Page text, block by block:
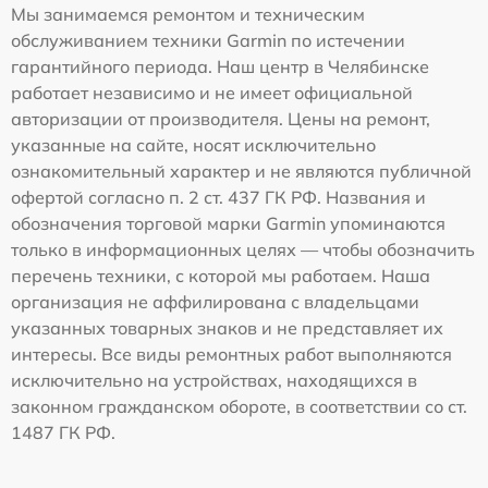
Мы занимаемся ремонтом и техническим
обслуживанием техники Garmin по истечении
гарантийного периода. Наш центр в Челябинске
работает независимо и не имеет официальной
авторизации от производителя. Цены на ремонт,
указанные на сайте, носят исключительно
ознакомительный характер и не являются публичной
офертой согласно п. 2 ст. 437 ГК РФ. Названия и
обозначения торговой марки Garmin упоминаются
только в информационных целях — чтобы обозначить
перечень техники, с которой мы работаем. Наша
организация не аффилирована с владельцами
указанных товарных знаков и не представляет их
интересы. Все виды ремонтных работ выполняются
исключительно на устройствах, находящихся в
законном гражданском обороте, в соответствии со ст.
1487 ГК РФ.